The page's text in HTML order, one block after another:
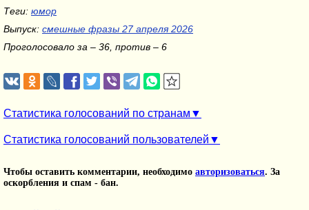
Теги: юмор
Выпуск: смешные фразы 27 апреля 2026
Проголосовало за – 36, против – 6
Статистика голосований по странам
Статистика голосований пользователей
Чтобы оставить комментарии, необходимо авторизоваться. За
оскорбления и спам - бан.